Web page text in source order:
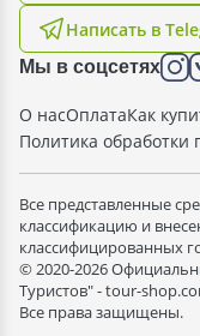
Написать в
Мы в соцсетях
О насОплатаКак
Политика
Все представленные
классификацию и
классифицированных
© 2020-2026
Туристов" - tour-
Все права защищены.